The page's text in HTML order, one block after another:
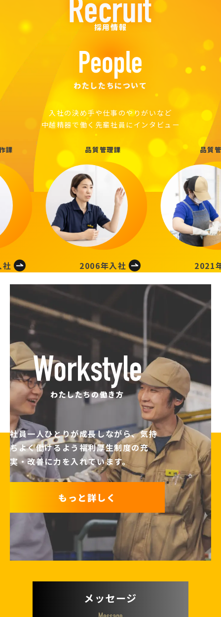
採用情報
わたしたちについて
入社の決め手や仕事のやりがいなど
中越精器で働く先輩社員にインタビュー
課
社
品質管理課
2021年入社
モミ
わたしたちの働き方
社員一人ひとりが成長しながら、気持
ちよく働けるよう福利厚生制度の充
実・改善に力を入れています。
もっと詳しく
メッセージ